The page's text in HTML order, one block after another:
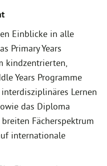
Einblicke in alle
Primary Years
kindzentrierten,
Years Programme
Lernen
das Diploma
Fächerspektrum
internationale